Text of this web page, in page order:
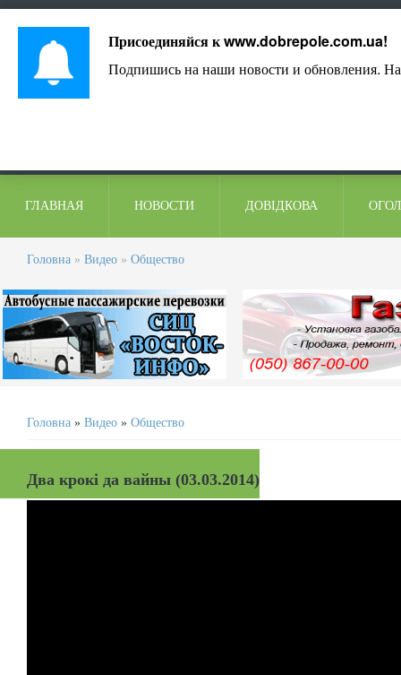
ГЛАВНАЯ НОВОСТИ ДОВІДКОВА
Головна » Видео » Общество
Головна » Видео » Общество
Два крокі да вайны (03.03.2014)
Присоединяйся кwww.dobrepole.com.ua!
Подпишись на наши новости и обновления.